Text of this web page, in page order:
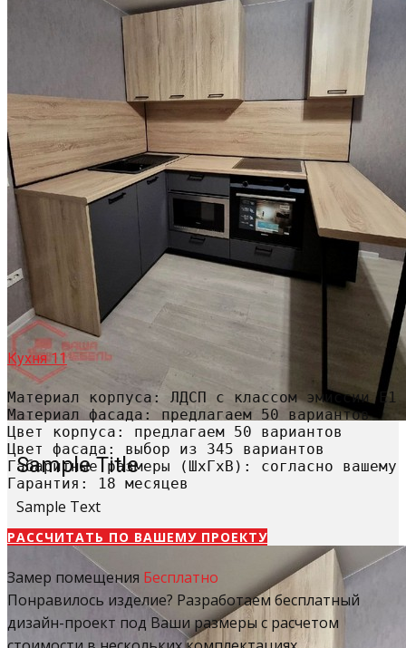
Sample Title
Sample Text
Кухня 11
Материал корпуса: ЛДСП с классом эмиссии Е1
Материал фасада: предлагаем 50 вариантов
Цвет корпуса: предлагаем 50 вариантов
Цвет фасада: выбор из 345 вариантов
Габаритные размеры (ШхГхВ): согласно вашему
Гарантия: 18 месяцев
РАССЧИТАТЬ​ ПО ВАШЕМУ ПРОЕКТУ
Замер помещения Бесплатно
Понравилось изделие? Разработаем бесплатный
дизайн-проект под Ваши размеры с расчетом